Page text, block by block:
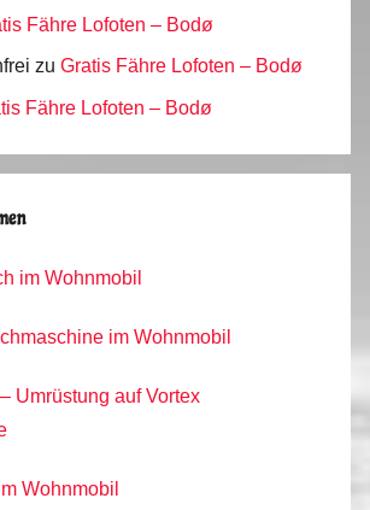
Fähre Lofoten – Bodø
zu Gratis Fähre Lofoten – Bodø
Fähre Lofoten – Bodø
im Wohnmobil
im Wohnmobil
Umrüstung auf Vortex
Wohnmobil